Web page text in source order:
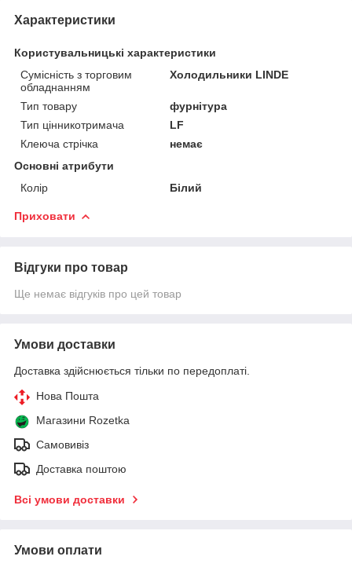
Характеристики
Користувальницькі характеристики
Сумісність з торговим
обладнанням
Холодильники LINDE
Тип товару
фурнітура
Тип цінникотримача
LF
Клеюча стрічка
немає
Основні атрибути
Колір
Білий
Приховати
Відгуки про товар
Ще немає відгуків про цей товар
Умови доставки
Доставка здійснюється тільки по передоплаті.
Нова Пошта
Магазини Rozetka
Самовивіз
Доставка поштою
Всі умови доставки
Умови оплати